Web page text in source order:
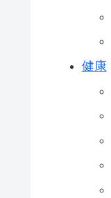
健康